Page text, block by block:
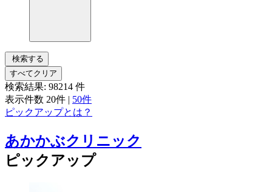
検索する
すべてクリア
検索結果: 98214 件
表示件数 20件 | 50件
ピックアップとは？
あかかぶクリニック
ピックアップ